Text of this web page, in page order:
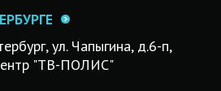
ул. Чапыгина, д.6-п,
"ТВ-ПОЛИС"